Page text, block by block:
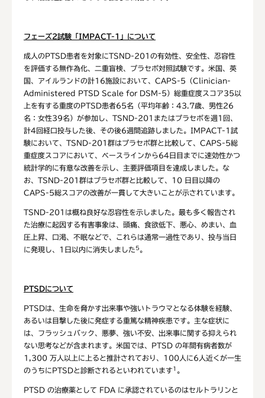
フェーズ2試験「IMPACT-1 」について
成人のPTSD患者を対象にTSND-201の有効性、安全性、忍容性
を評価する無作為化、二重盲検、プラセボ対照試験です。米国、英
国、アイルランドの計16施設において、CAPS-5（Clinician-
Administered PTSD Scale for DSM-5）総重症度スコア35以
上を有する重度のPTSD患者65名（平均年齢：43.7歳、男性26
名：女性39名）が参加し、TSND-201またはプラセボを週1回、
計4回経口投与した後、その後6週間追跡しました。IMPACT-1試
験において、TSND-201群はプラセボ群と比較して、CAPS-5総
重症度スコアにおいて、ベースラインから64日目までに速効性かつ
統計学的に有意な改善を示し、主要評価項目を達成しました。な
お、TSND-201群はプラセボ群と比較して、10 日目以降の
CAPS-5総スコアの改善が一貫して大きいことが示されています。
TSND-201は概ね良好な忍容性を示しました。最も多く報告され
た治療に起因する有害事象は、頭痛、食欲低下、悪心、めまい、血
圧上昇、口渇、不眠などで、これらは通常一過性であり、投与当日
に発現し、1日以内に消失しました 5 。
PTSDについて
PTSDは、生命を脅かす出来事や強いトラウマとなる体験を経験、
あるいは目撃した後に発症する重篤な精神疾患です。主な症状に
は、フラッシュバック、悪夢、強い不安、出来事に関する抑えられ
ない思考などが含まれます。米国では、PTSD の年間有病者数が
1,300 万人以上に上ると推計されており、100人に6人近くが一生
のうちにPTSDと診断されるといわれています 1 。
PTSD の治療薬として FDA に承認されているのはセルトラリンと